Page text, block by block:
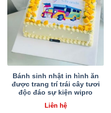
Bánh sinh nhật in hình ăn
được trang trí trái cây tươi
độc đáo sự kiện wipro
Liên hệ